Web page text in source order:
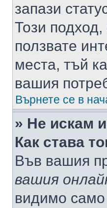
запази
Този
ползвате
места, тъй
вашия
Върнете се в
» Не искам
Как става
Във вашия
вашия
видимо само